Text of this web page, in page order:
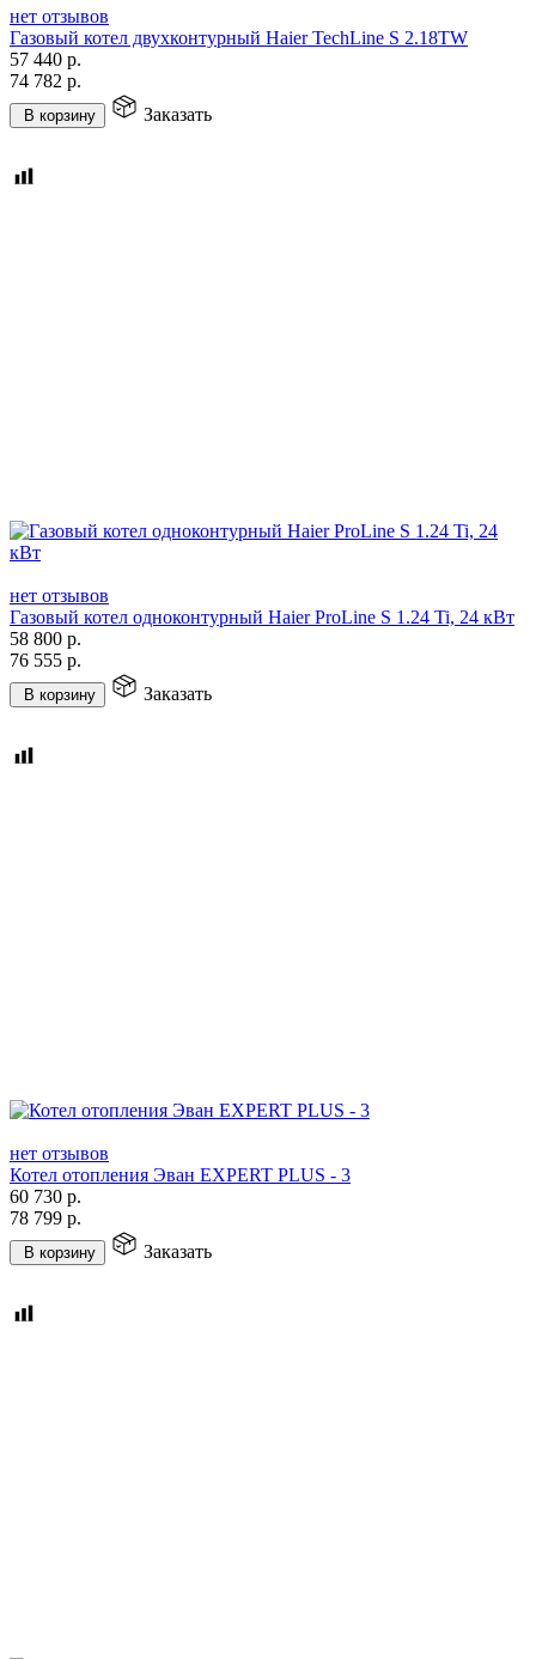
нет отзывов
Газовый котел двухконтурный Haier TechLine S 2.18TW
57 440 р.
74 782 р.
В корзину Заказать
нет отзывов
Газовый котел одноконтурный Haier ProLine S 1.24 Ti, 24 кВт
58 800 р.
76 555 р.
В корзину Заказать
нет отзывов
Котел отопления Эван EXPERT PLUS - 3
60 730 р.
78 799 р.
В корзину Заказать